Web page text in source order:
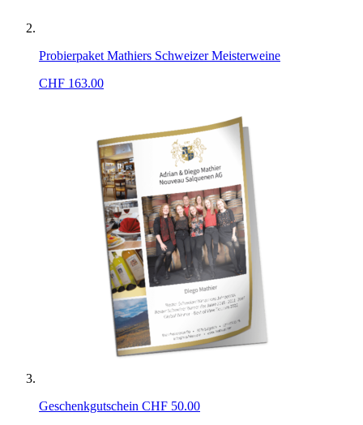
Probierpaket Mathiers Schweizer Meisterweine
CHF 163.00
Geschenkgutschein CHF 50.00